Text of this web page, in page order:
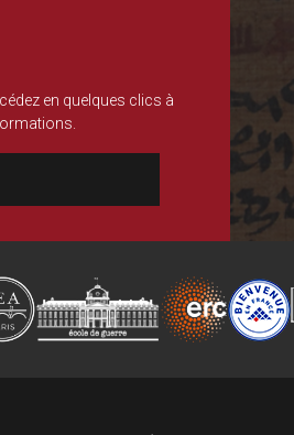
en quelques clics à